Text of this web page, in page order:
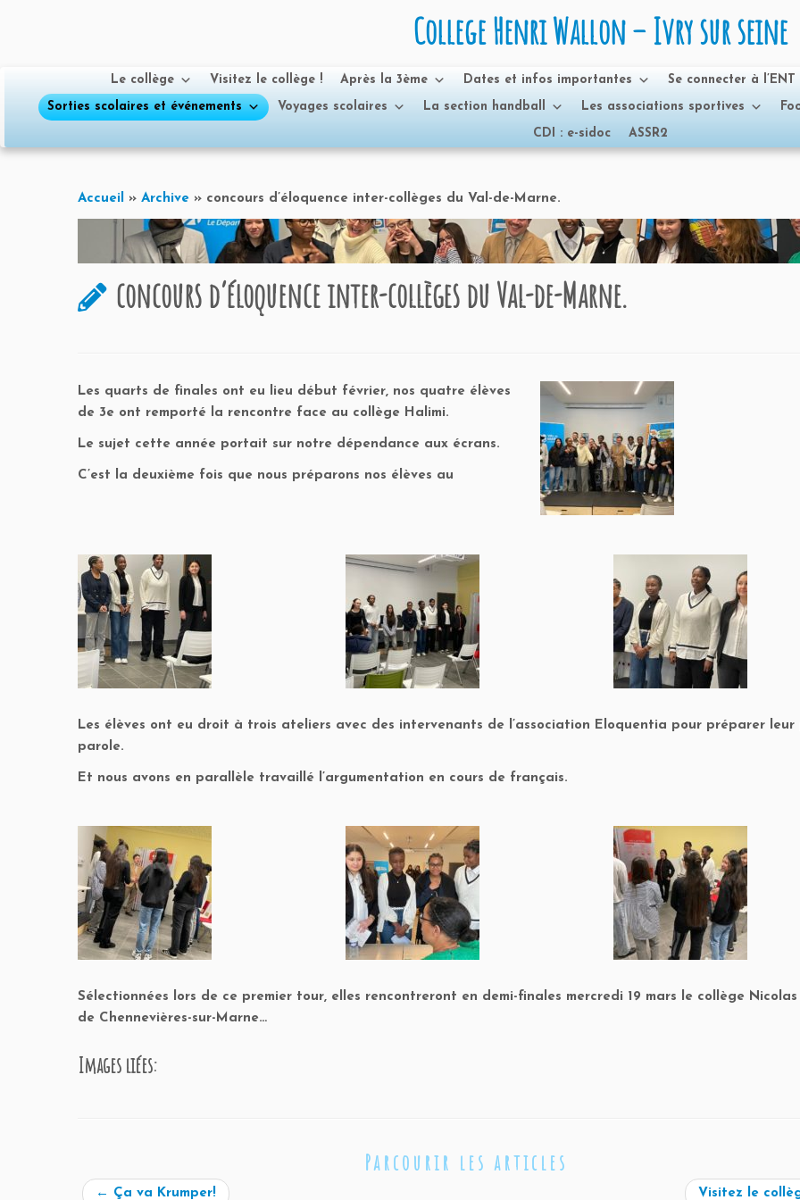
College Henri Wallon – Ivry sur seine
Le collège Visitez le collège ! Après la 3ème Dates et infos importantes Se connecter à l’ENT
Sorties scolaires et événements
Voyages scolaires La section handball Les associations sportives
CDI : e-sidoc
ASSR2
Accueil » Archive » concours d’éloquence inter-collèges du Val-de-Marne.
concours d’éloquence inter-collèges du Val-de-Marne.
Les quarts de finales ont eu lieu début février, nos quatre élèves
de 3e ont remporté la rencontre face au collège Halimi.
Le sujet cette année portait sur notre dépendance aux écrans.
C’est la deuxième fois que nous préparons nos élèves au
Les élèves ont eu droit à trois ateliers avec des intervenants de l’association Eloquentia pour préparer leur
parole.
Et nous avons en parallèle travaillé l’argumentation en cours de français.
Sélectionnées lors de ce premier tour, elles rencontreront en demi-finales mercredi 19 mars le collège Nicolas
de Chennevières-sur-Marne…
Images liées:
Parcourir les articles
← Ça va Krumper! Visitez le